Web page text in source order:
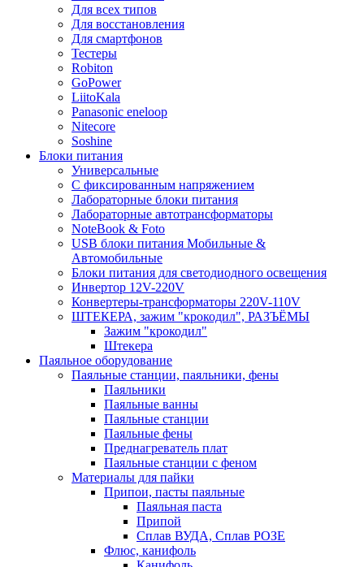
Для всех типов
Для восстановления
Для смартфонов
Тестеры
Robiton
GoPower
LiitoKala
Panasonic eneloop
Nitecore
Soshine
Блоки питания
Универсальные
C фиксированным напряжением
Лабораторные блоки питания
Лабораторные автотрансформаторы
NoteBook & Foto
USB блоки питания Мобильные &
Автомобильные
Блоки питания для светодиодного освещения
Инвертор 12V-220V
Конвертеры-трансформаторы 220V-110V
ШТЕКЕРА, зажим "крокодил", РАЗЪЁМЫ
Зажим "крокодил"
Штекера
Паяльное оборудование
Паяльные станции, паяльники, фены
Паяльники
Паяльные ванны
Паяльные станции
Паяльные фены
Преднагреватель плат
Паяльные станции с феном
Материалы для пайки
Припои, пасты паяльные
Паяльная паста
Припой
Сплав ВУДА, Сплав РОЗЕ
Флюс, канифоль